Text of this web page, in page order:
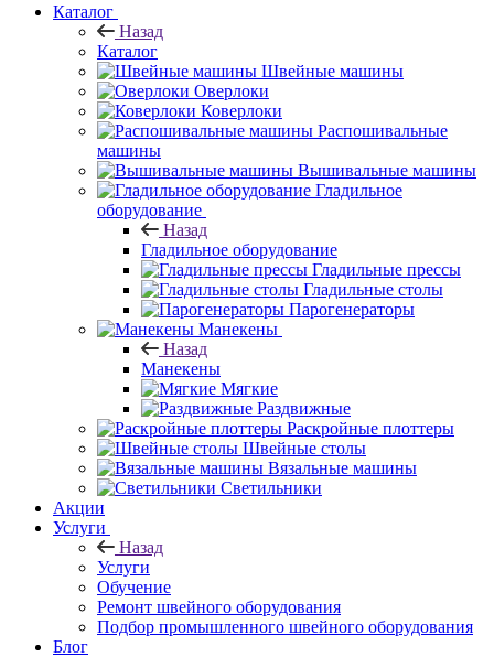
Каталог
Назад
Каталог
Швейные машины
Оверлоки
Коверлоки
Распошивальные
машины
Вышивальные машины
Гладильное
оборудование
Назад
Гладильное оборудование
Гладильные прессы
Гладильные столы
Парогенераторы
Манекены
Назад
Манекены
Мягкие
Раздвижные
Раскройные плоттеры
Швейные столы
Вязальные машины
Светильники
Акции
Услуги
Назад
Услуги
Обучение
Ремонт швейного оборудования
Подбор промышленного швейного оборудования
Блог